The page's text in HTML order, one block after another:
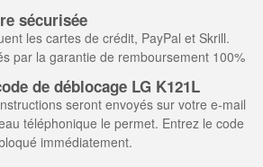
sécurisée
les cartes de crédit, PayPal et Skrill.
par la garantie de remboursement 100%
de déblocage LG K121L
seront envoyés sur votre e-mail
téléphonique le permet. Entrez le code
immédiatement.